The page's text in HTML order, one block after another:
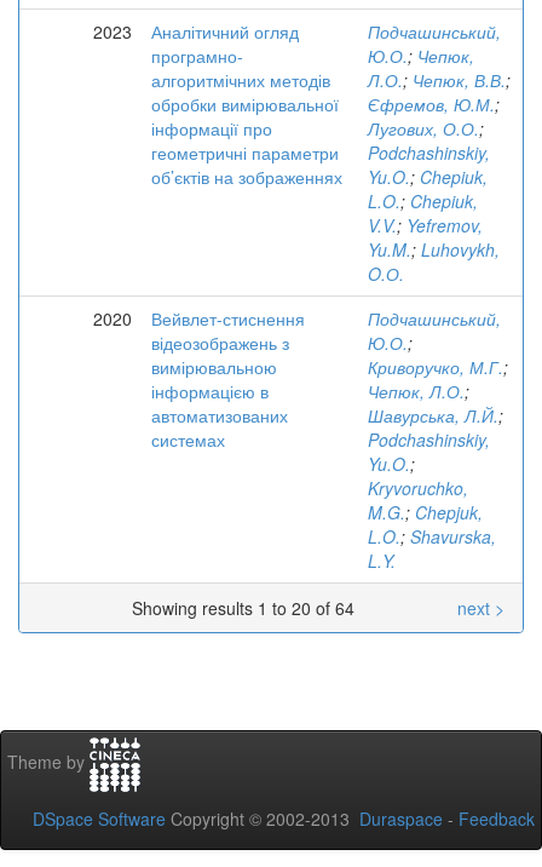
2023
Аналітичний огляд
програмно-
алгоритмічних методів
обробки вимірювальної
інформації про
геометричні параметри
об’єктів на зображеннях
Подчашинський,
Ю.О.; Чепюк,
Л.О.; Чепюк, В.В.;
Єфремов, Ю.М.;
Лугових, О.О.;
Podchashinskiy,
Yu.O.; Chepiuk,
L.O.; Chepiuk,
V.V.; Yefremov,
Yu.M.; Luhovykh,
O.О.
2020
Вейвлет-стиснення
відеозображень з
вимірювальною
інформацією в
автоматизованих
системах
Подчашинський,
Ю.О.;
Криворучко, М.Г.;
Чепюк, Л.О.;
Шавурська, Л.Й.;
Podchashinskiy,
Yu.O.;
Kryvoruchko,
M.G.; Chepjuk,
L.O.; Shavurska,
L.Y.
Showing results 1 to 20 of 64
next >
Theme by
DSpace Software Copyright © 2002-2013 Duraspace - Feedback